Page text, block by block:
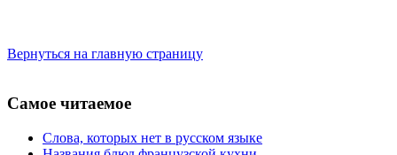
Вернуться на главную страницу
Самое читаемое
Слова, которых нет в русском языке